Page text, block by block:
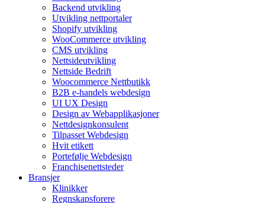
Backend utvikling
Utvikling nettportaler
Shopify utvikling
WooCommerce utvikling
CMS utvikling
Nettsideutvikling
Nettside Bedrift
Woocommerce Nettbutikk
B2B e-handels webdesign
UI UX Design
Design av Webapplikasjoner
Nettdesignkonsulent
Tilpasset Webdesign
Hvit etikett
Portefølje Webdesign
Franchisenettsteder
Bransjer
Klinikker
Regnskapsforere